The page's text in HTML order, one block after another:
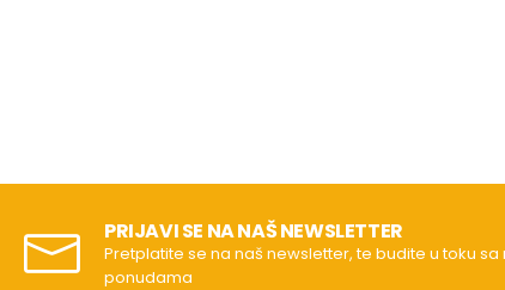
PRIJAVI SE NA NAŠ NEWSLETTER
Pretplatite se na naš newsletter, te budite u toku sa
ponudama